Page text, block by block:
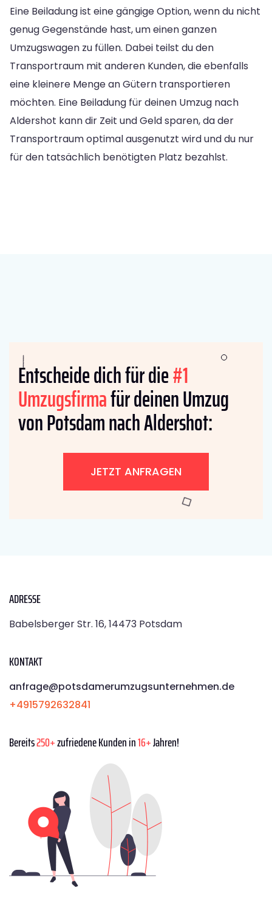
Eine Beiladung ist eine gängige Option, wenn du nicht
genug Gegenstände hast, um einen ganzen
Umzugswagen zu füllen. Dabei teilst du den
Transportraum mit anderen Kunden, die ebenfalls
eine kleinere Menge an Gütern transportieren
möchten. Eine Beiladung für deinen Umzug nach
Aldershot kann dir Zeit und Geld sparen, da der
Transportraum optimal ausgenutzt wird und du nur
für den tatsächlich benötigten Platz bezahlst.
Entscheide dich für die#1
Umzugsfirmafür deinen Umzug
von Potsdam nach Aldershot:
JETZT ANFRAGEN
ADRESSE
Babelsberger Str. 16, 14473 Potsdam
KONTAKT
anfrage@potsdamerumzugsunternehmen.de
+4915792632841
Bereits250+zufriedene Kunden in16+Jahren!